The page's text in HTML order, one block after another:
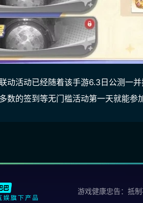
动活动已经随着该手游6.3日公测一
数的签到等无门槛活动第一天就能参
游戏健康忠告：抵